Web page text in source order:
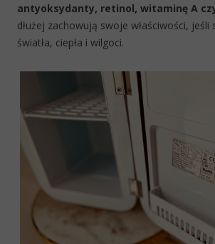
antyoksydanty, retinol, witaminę A
dłużej zachowują swoje właściwości, jeśli
światła, ciepła i wilgoci.